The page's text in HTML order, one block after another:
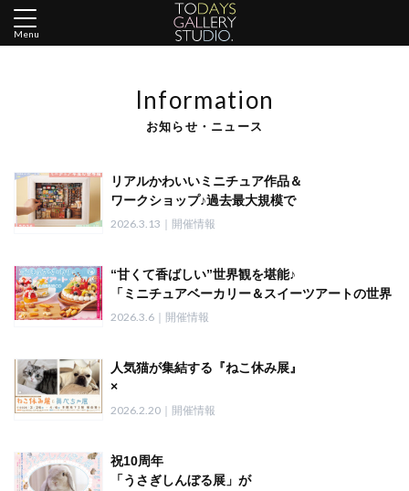
Menu
Information
お知らせ・ニュース
リアルかわいいミニチュア作品＆
ワークショップ♪過去最大規模で
新作多数「ミニチュア写真の世界展 2026」
名古屋ギャラリーでの巡回展も決定
2026.3.13｜開催情報
“甘くて香ばしい”世界観を堪能♪
「ミニチュアベーカリー＆スイーツアートの世界
展」
本展限定特別コラボも実現！
2026.3.6｜開催情報
人気猫が集結する『ねこ休み展』
×
ぶひ可愛い『鼻ぺちゃ展』
2026.2.20｜開催情報
祝10周年
「うさぎしんぼる展」が